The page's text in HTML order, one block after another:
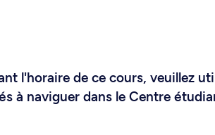
l'horaire de ce cours, veuillez
à naviguer dans le Centre